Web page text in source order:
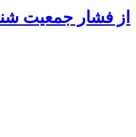
از فشار جمعیت